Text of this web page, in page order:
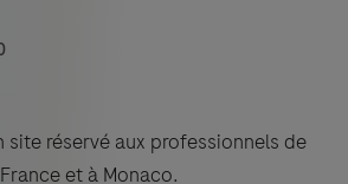
site réservé aux professionnels de
et à Monaco.